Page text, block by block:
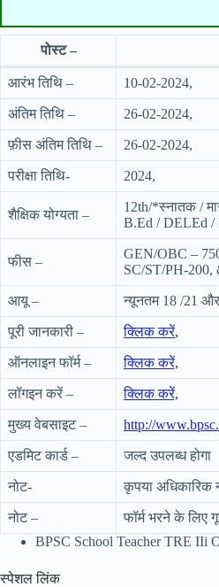
पोस्ट –
आरंभ तिथि – 10-02-2024,
अंतिम तिथि – 26-02-2024,
फ़ीस अंतिम तिथि – 26-02-2024,
परीक्षा तिथि- 2024,
शैक्षिक योग्यता –
12th/*स्नातक /
B.Ed / DELEd /
फीस –
GEN/OBC –
SC/ST/PH-200,
आयू – न्यूनतम 18 /21
पूरी जानकारी – क्लिक करें,
ऑनलाइन फॉर्म – क्लिक करें,
लॉगइन करें – क्लिक करें,
मुख्य वेबसाइट – http://
एडमिट कार्ड – जल्द उपलब्ध होगा
नोट- कृपया अधिकारिक
नोट –
फॉर्म भरने के लिए
BPSC School Teacher TRE IIi
स्पेशल लिंक